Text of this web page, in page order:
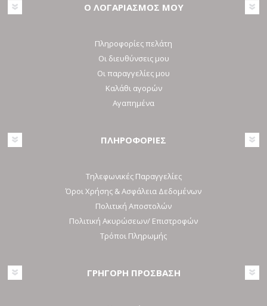
Ο ΛΟΓΑΡΙΑΣΜΟΣ ΜΟΥ
Πληροφορίες πελάτη
Οι διευθύνσεις μου
Οι παραγγελίες μου
Καλάθι αγορών
Αγαπημένα
ΠΛΗΡΟΦΟΡΙΕΣ
Τηλεφωνικές Παραγγελίες
Όροι Χρήσης & Ασφάλεια Δεδομένων
Πολιτική Αποστολών
Πολιτική Ακυρώσεων/ Επιστροφών
Τρόποι Πληρωμής
ΓΡΗΓΟΡΗ ΠΡΟΣΒΑΣΗ